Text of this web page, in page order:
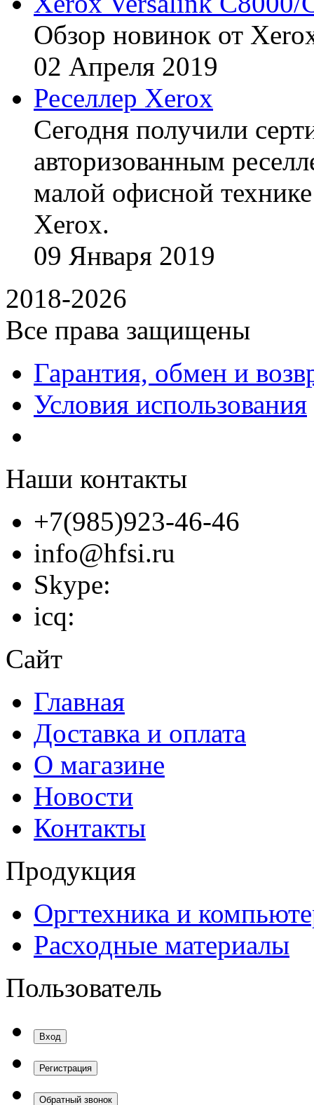
Обзор новинок от
02 Апреля 2019
Реселлер Xerox
Сегодня получили
авторизованным
малой офисной
Xerox.
09 Января 2019
2018-2026
Все права защищены
Гарантия, обмен и
Условия использования
Наши контакты
+7(985)923-46-46
info@hfsi.ru
Skype:
icq:
Сайт
Главная
Доставка и оплата
О магазине
Новости
Контакты
Продукция
Оргтехника и
Расходные материалы
Пользователь
Вход
Регистрация
Обратный звонок